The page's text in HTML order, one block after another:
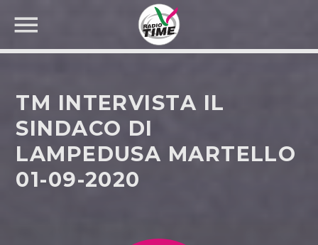
CERCA NEL SITO WEB:
TM INTERVISTA IL
SINDACO DI
LAMPEDUSA MARTELLO
01-09-2020